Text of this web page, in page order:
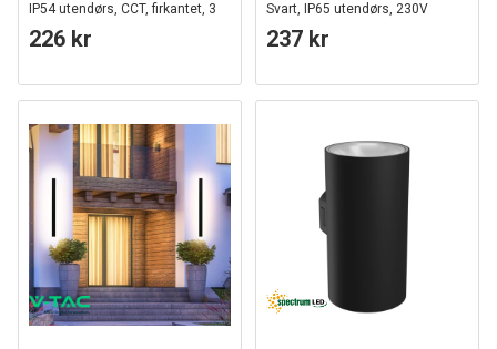
IP54 utendørs, CCT, firkantet, 3
lysfarger, sort, inkl. lyskilde
226 kr
Svart, IP65 utendørs, 230V
237 kr